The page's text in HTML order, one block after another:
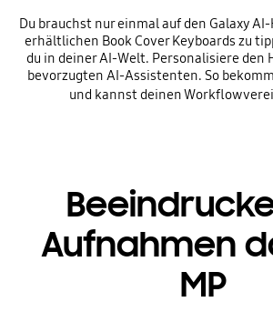
Du brauchst nur einmal auf den Galaxy
erhältlichen Book Cover Keyboards zu
du in deiner AI-Welt. Personalisiere den
bevorzugten AI-Assistenten. So
und kannst deinen Workflow
Aufnahmen
MP